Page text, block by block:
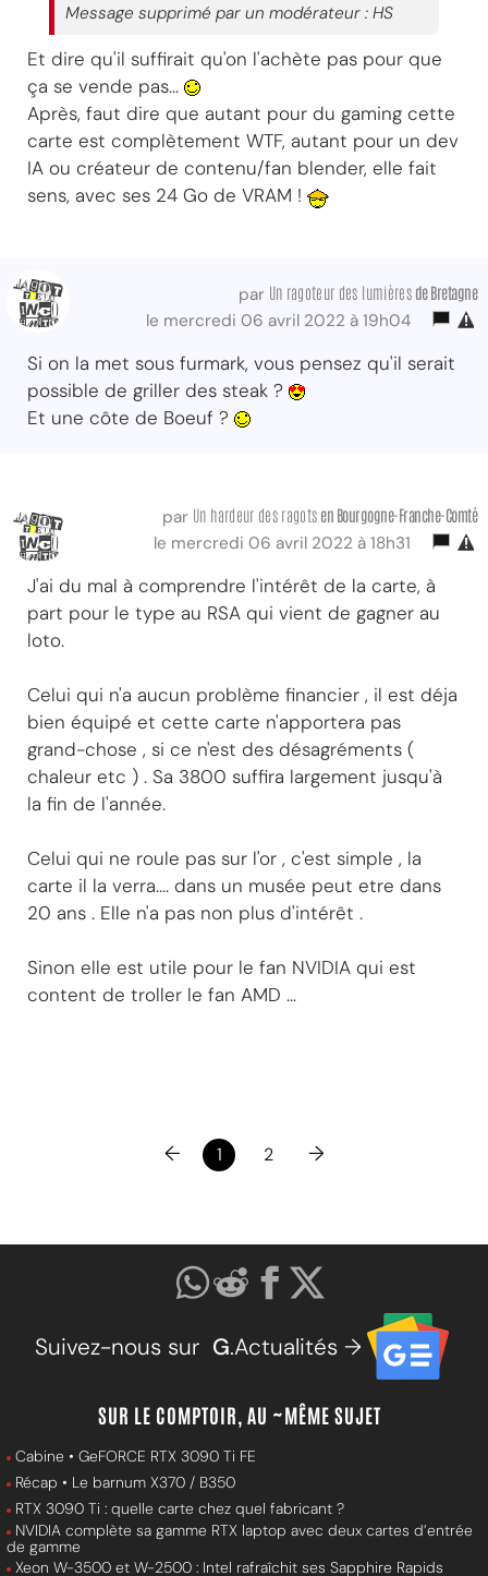
Message supprimé par un modérateur : HS
Et dire qu'il suffirait qu'on l'achète pas pour que
ça se vende pas...
Après, faut dire que autant pour du gaming cette
carte est complètement WTF, autant pour un dev
IA ou créateur de contenu/fan blender, elle fait
sens, avec ses 24 Go de VRAM !
par Un ragoteur des lumières de Bretagne
le mercredi 06 avril 2022 à 19h04
Si on la met sous furmark, vous pensez qu'il serait
possible de griller des steak ?
Et une côte de Boeuf ?
par Un hardeur des ragots en Bourgogne-Franche-Comté
le mercredi 06 avril 2022 à 18h31
J'ai du mal à comprendre l'intérêt de la carte, à
part pour le type au RSA qui vient de gagner au
loto.
Celui qui n'a aucun problème financier , il est déja
bien équipé et cette carte n'apportera pas
grand-chose , si ce n'est des désagréments (
chaleur etc ) . Sa 3800 suffira largement jusqu'à
la fin de l'année.
Celui qui ne roule pas sur l'or , c'est simple , la
carte il la verra.... dans un musée peut etre dans
20 ans . Elle n'a pas non plus d'intérêt .
Sinon elle est utile pour le fan NVIDIA qui est
content de troller le fan AMD ...
← 1 2 →
Suivez-nous sur G.Actualités →
SUR LE COMPTOIR, AU ~MÊME SUJET
Cabine • GeFORCE RTX 3090 Ti FE
Récap • Le barnum X370 / B350
RTX 3090 Ti : quelle carte chez quel fabricant ?
NVIDIA complète sa gamme RTX laptop avec deux cartes d’entrée
de gamme
Xeon W-3500 et W-2500 : Intel rafraîchit ses Sapphire Rapids